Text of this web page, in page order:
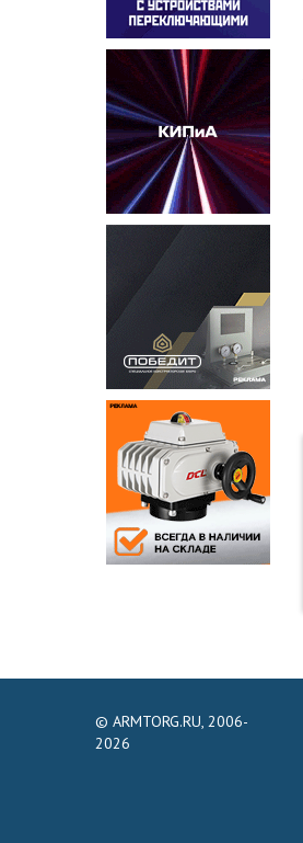
© ARMTORG.RU, 2006-
2026